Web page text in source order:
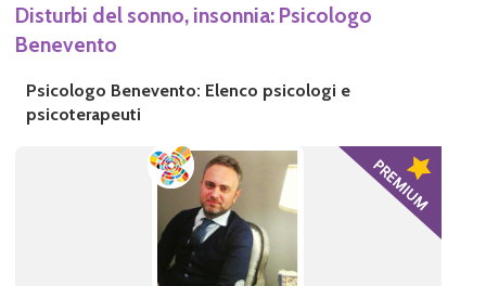
Disturbi del sonno, insonnia: Psicologo
Benevento
Psicologo Benevento: Elenco psicologi e
psicoterapeuti